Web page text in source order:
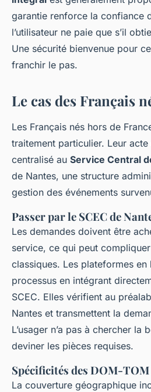
garantie renforce la confiance
l’utilisateur ne paie que s’il
Une sécurité bienvenue pour
franchir le pas.
Le cas des Français
Les Français nés hors de
traitement particulier. Leur acte
centralisé au Service Central
de Nantes, une structure
gestion des événements
Passer par le SCEC de
Les demandes doivent être
service, ce qui peut
classiques. Les plateformes
processus en intégrant
SCEC. Elles vérifient au
Nantes et transmettent la
L’usager n’a pas à chercher la
deviner les pièces requises.
Spécificités des DOM-TOM
La couverture géographique